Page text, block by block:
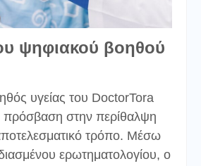
ψηφιακού βοηθού
υγείας του DoctorTora
πρόσβαση στην περίθαλψη
τρόπο. Μέσω
ερωτηματολογίου, ο